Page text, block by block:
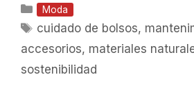
Categorías
Moda
Etiquetas
cuidado de bolsos,
accesorios, materiales
sostenibilidad